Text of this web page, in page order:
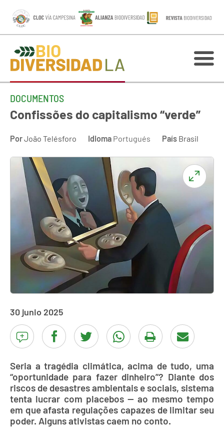
DOCUMENTOS
Confissões do capitalismo “verde”
PorJoão Telésforo Idioma Portugués País Brasil
30 junio 2025
Seria a tragédia climática, acima de tudo, uma
“oportunidade para fazer dinheiro”? Diante dos
riscos de desastres ambientais e sociais, sistema
tenta lucrar com placebos — ao mesmo tempo
em que afasta regulações capazes de limitar seu
poder. Alguns ativistas caem no conto.